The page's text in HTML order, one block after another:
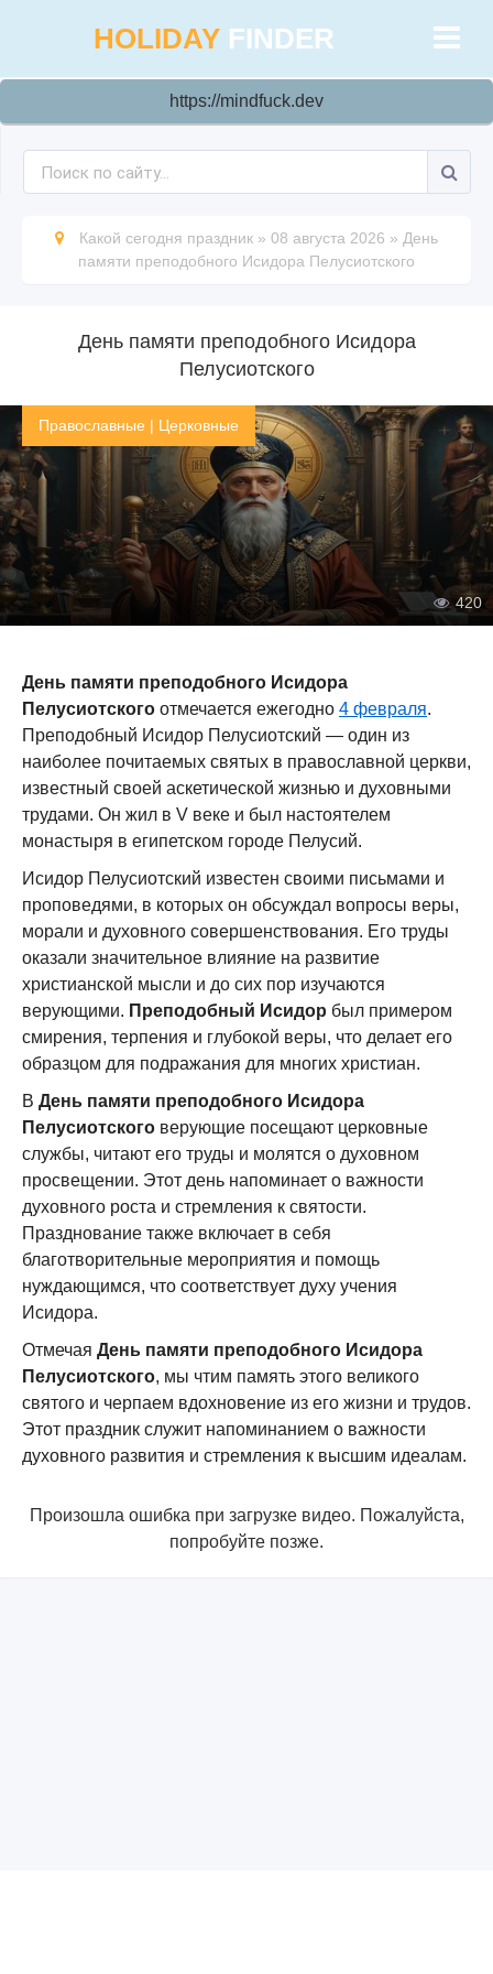
HOLIDAY FINDER
https://mindfuck.dev
Какой сегодня праздник » 08 августа 2026 » День
памяти преподобного Исидора Пелусиотского
День памяти преподобного Исидора
Пелусиотского
Православные | Церковные
420
День памяти преподобного Исидора
Пелусиотского отмечается ежегодно 4 февраля.
Преподобный Исидор Пелусиотский — один из
наиболее почитаемых святых в православной церкви,
известный своей аскетической жизнью и духовными
трудами. Он жил в V веке и был настоятелем
монастыря в египетском городе Пелусий.
Исидор Пелусиотский известен своими письмами и
проповедями, в которых он обсуждал вопросы веры,
морали и духовного совершенствования. Его труды
оказали значительное влияние на развитие
христианской мысли и до сих пор изучаются
верующими. Преподобный Исидор был примером
смирения, терпения и глубокой веры, что делает его
образцом для подражания для многих христиан.
В День памяти преподобного Исидора
Пелусиотского верующие посещают церковные
службы, читают его труды и молятся о духовном
просвещении. Этот день напоминает о важности
духовного роста и стремления к святости.
Празднование также включает в себя
благотворительные мероприятия и помощь
нуждающимся, что соответствует духу учения
Исидора.
Отмечая День памяти преподобного Исидора
Пелусиотского, мы чтим память этого великого
святого и черпаем вдохновение из его жизни и трудов.
Этот праздник служит напоминанием о важности
духовного развития и стремления к высшим идеалам.
Произошла ошибка при загрузке видео. Пожалуйста,
попробуйте позже.